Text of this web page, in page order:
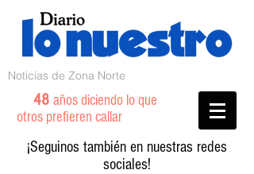
Noticias de Zona Norte
48 años diciendo lo que
otros prefieren callar
¡Seguinos también en nuestras redes
sociales!